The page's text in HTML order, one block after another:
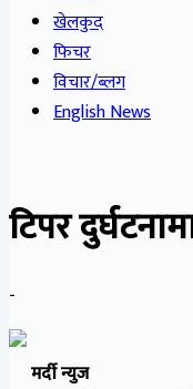
खेलकुद
फिचर
विचार/ब्लग
English News
टिपर
-
मर्दी न्युज